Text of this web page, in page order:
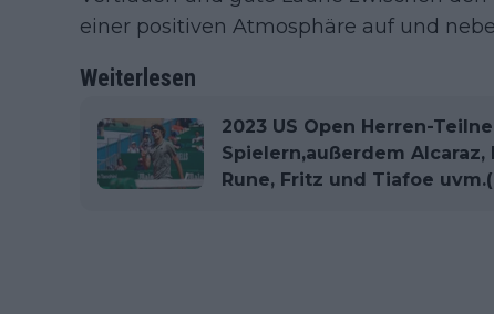
einer positiven Atmosphäre auf und
Weiterlesen
2023 US Open Herren-
Spielern,außerdem
Rune, Fritz und Tiafoe